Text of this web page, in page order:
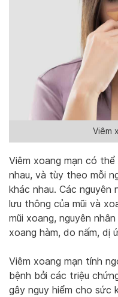
Viêm
Viêm xoang mạn có thể
nhau, và tùy theo mỗi
khác nhau. Các
lưu thông của mũi và
mũi xoang, nguyên
xoang hàm, do nấm, dị
Viêm xoang mạn tính
bệnh bởi các triệu
gây nguy hiểm cho sức